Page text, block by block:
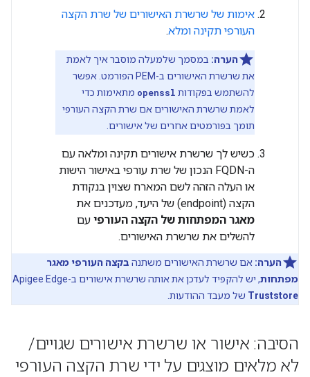
אימות של שרשרת האישורים של שרת הקצה
העורפי תקינה ומלא.
הערה: במסמך שלמעלה מוסבר איך לאמת
את שרשרת האישורים ב-PEM הפורמט. אפשר
להשתמש בפקודות openssl מתאימות כדי
לאמת שרשרת האישורים אם שרת הקצה העורפי
תומך בפורמטים אחרים של אישורים.
כשיש לך שרשרת אישורים תקינה ומלאה עם
ה-FQDN הנכון של שרת עורפי באישור הישות
או העלה הזהה לשם המארח שצוין בנקודת
הקצה (endpoint) של היעד, מעדכנים את
מאגר המפתחות של הקצה העורפי עם
להשלים את שרשרת האישורים.
הערה: אם שרשרת האישורים משתנה בקצה העורפי מאגר
מפתחות, יש להקפיד לעדכן את אותה שרשרת אישורים ב-Apigee Edge
Truststore של מעבד ההודעות.
הסיבה: אישור או שרשרת אישורים שגויים/
לא מלאים מוצגים על ידי שרת הקצה העורפי